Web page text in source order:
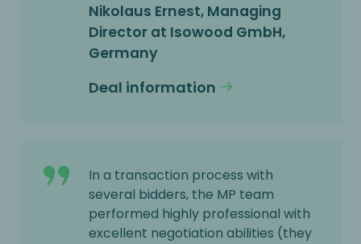
Nikolaus Ernest, Managing
Director at Isowood GmbH,
Germany
Deal information
In a transaction process with
several bidders, the MP team
performed highly professional with
excellent negotiation abilities (they